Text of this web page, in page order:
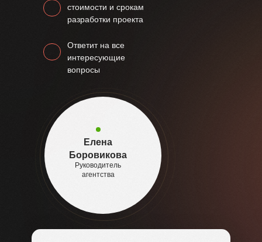
стоимости и срокам
разработки проекта
Ответит на все
интересующие
вопросы
Елена
Боровикова
Руководитель
агентства